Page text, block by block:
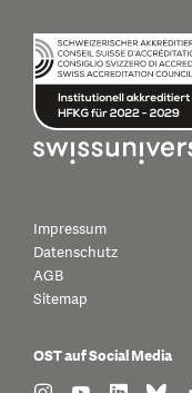
Impressum
Datenschutz
AGB
Sitemap
OST auf Social Media